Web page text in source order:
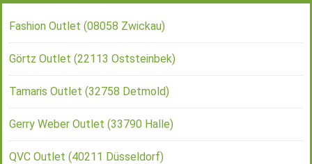
Fashion Outlet (08058 Zwickau)
Görtz Outlet (22113 Oststeinbek)
Tamaris Outlet (32758 Detmold)
Gerry Weber Outlet (33790 Halle)
QVC Outlet (40211 Düsseldorf)